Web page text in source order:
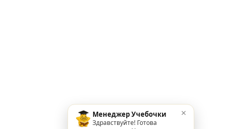
Менеджер Учебочки
Здравствуйте! Готова
×